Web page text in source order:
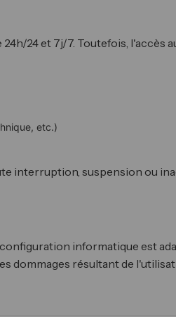
24 et 7j/7. Toutefois, l'accès
etc.)
interruption, suspension ou
informatique est
dommages résultant de